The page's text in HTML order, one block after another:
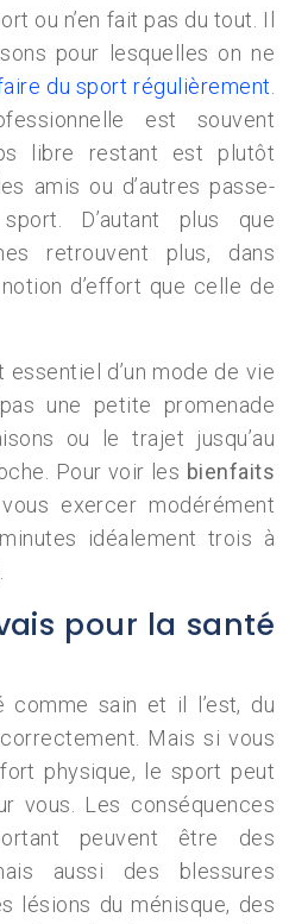
ou n’en fait pas du tout. Il
pour lesquelles on ne
du sport régulièrement
est souvent
libre restant est plutôt
amis ou d’autres passe-
D’autant plus que
retrouvent plus, dans
d’effort que celle de
d’un mode de vie
une petite promenade
ou le trajet jusqu’au
Pour voir les bienfaits
exercer modérément
idéalement trois à
pour la santé
sain et il l’est, du
Mais si vous
physique, le sport peut
vous. Les conséquences
peuvent être des
aussi des blessures
lésions du ménisque, des